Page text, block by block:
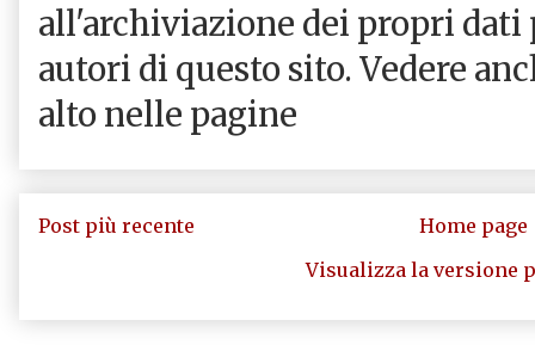
all'archiviazione dei propri dati
autori di questo sito. Vedere
alto nelle pagine
Post più recente
Home page
Visualizza la versione